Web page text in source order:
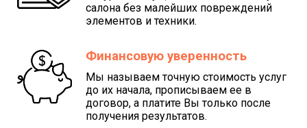
салона без малейших повреждений
элементов и техники.
Финансовую уверенность
Мы называем точную стоимость услуг
до их начала, прописываем ее в
договор, а платите Вы только после
получения результатов.